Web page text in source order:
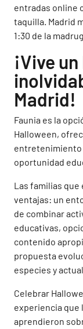
entradas online
taquilla. Madrid
1:30 de la
¡Vive
Madrid!
Faunia es la
Halloween,
entretenimiento
oportunidad
Las familias
ventajas: un
de combinar
educativas,
contenido
propuesta
especies y
Celebrar
experiencia que
aprendieron